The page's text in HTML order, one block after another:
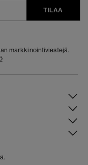
TILAA
markkinointiviestejä.